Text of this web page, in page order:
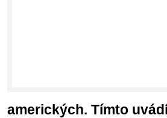
amerických. Tímto